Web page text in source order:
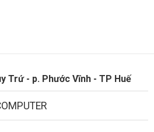
Trứ - p. Phước Vĩnh - TP Huế